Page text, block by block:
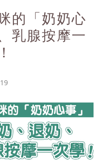
的「奶奶心
乳腺按摩一